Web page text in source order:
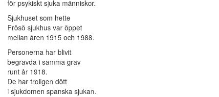
för psykiskt sjuka människor.
Sjukhuset som hette
Frösö sjukhus var öppet
mellan åren 1915 och 1988.
Personerna har blivit
begravda i samma grav
runt år 1918.
De har troligen dött
i sjukdomen spanska sjukan.